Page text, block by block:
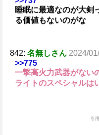
睡眠に最適なのが大剣
る価値もないのがな
842: 名無しさん 2024/
>>775
一撃高火力武器がない
ライトのスペシャルは
引